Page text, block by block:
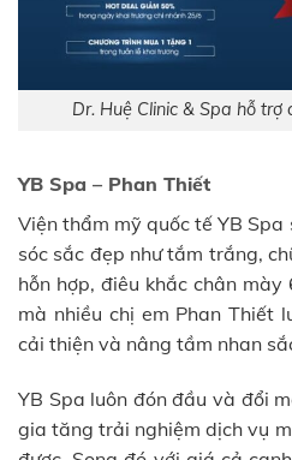
Dr. Huệ Clinic & Spa hỗ
YB Spa – Phan Thiết
Viện thẩm mỹ quốc tế YB Spa
sóc sắc đẹp như tắm trắng,
hỗn hợp, điêu khắc chân
mà nhiều chị em Phan Thiết
cải thiện và nâng tầm nhan
YB Spa luôn đón đầu và đổi
gia tăng trải nghiệm dịch vụ